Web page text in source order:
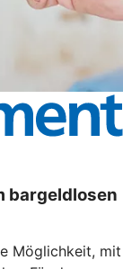
bargeldlosen
Möglichkeit, mit